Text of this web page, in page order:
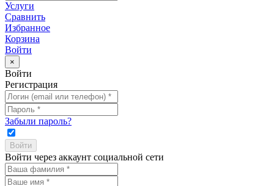
Услуги
Сравнить
Избранное
Корзина
Войти
×
Войти
Регистрация
Забыли пароль?
Войти через аккаунт социальной сети